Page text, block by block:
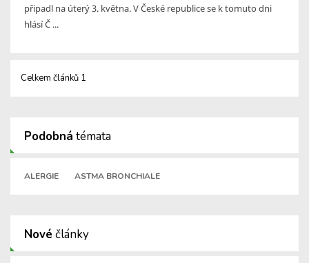
připadl na úterý 3. května. V České republice se k tomuto dni
hlásí Č ...
Celkem článků 1
Podobná témata
ALERGIE ASTMA BRONCHIALE
Nové články